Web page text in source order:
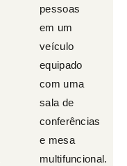
pessoas
em um
veículo
equipado
com uma
sala de
conferências
e mesa
multifuncional.